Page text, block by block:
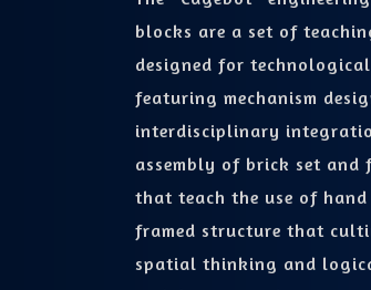
blocks are a set of
designed for
featuring mechanism
interdisciplinary
assembly of brick set and
that teach the use of
framed structure that
spatial thinking and